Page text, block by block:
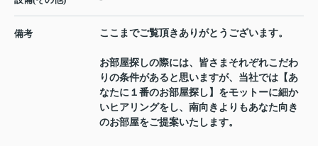
備考 ここまでご覧頂きありがとうございます。
お部屋探しの際には、皆さまそれぞれこだわ
りの条件があると思いますが、当社では【あ
なたに１番のお部屋探し】をモットーに細か
いヒアリングをし、南向きよりもあなた向き
のお部屋をご提案いたします。